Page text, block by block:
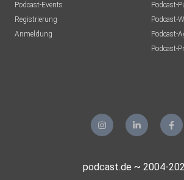
Podcast-Events
Registrierung
Anmeldung
Podcast-
Podcast-
Podcast-
Podcast-
podcast.de ~ 2004-